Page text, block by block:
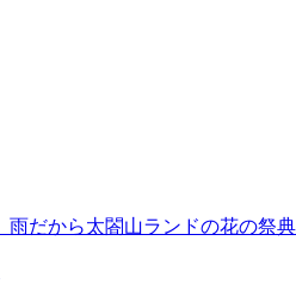
雨だから太閤山ランドの花の祭